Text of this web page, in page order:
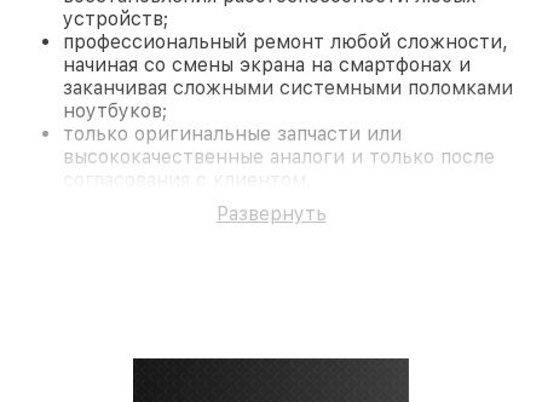
устройств;
профессиональный ремонт любой сложности,
начиная со смены экрана на смартфонах и
заканчивая сложными системными поломками
ноутбуков;
только оригинальные запчасти или
высококачественные аналоги и только после
согласования с клиентом.
На все работы и замененные комплектующие
предоставляется длительная гарантия. В случае
Развернуть